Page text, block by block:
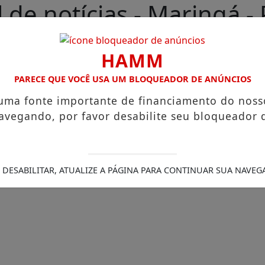
notícias - Maringá -
HAMM
PARECE QUE VOCÊ USA UM BLOQUEADOR DE ANÚNCIOS
fonte importante de financiamento do
por favor desabilite seu bloqueador
DESABILITAR, ATUALIZE A PÁGINA PARA CONTINUAR SUA